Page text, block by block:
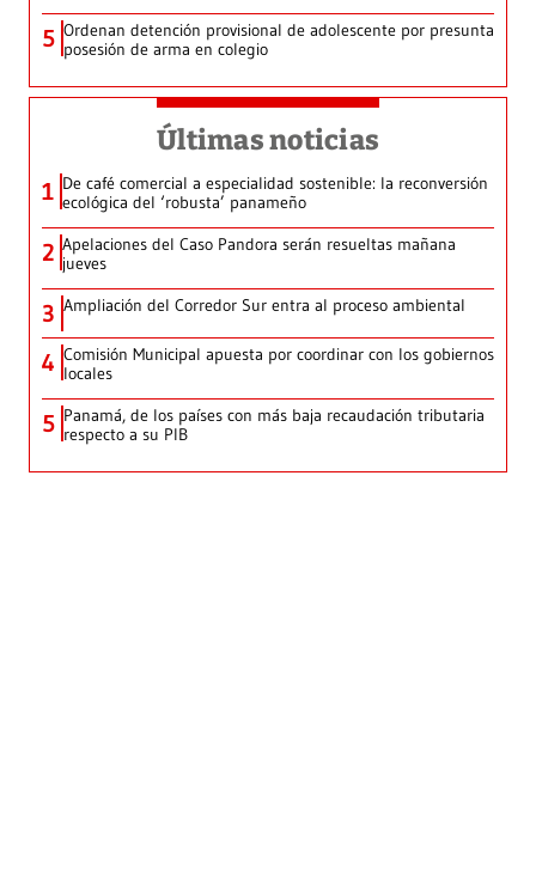
5 Ordenan detención provisional de adolescente por presunta
posesión de arma en colegio
Últimas noticias
1 De café comercial a especialidad sostenible: la reconversión
ecológica del ‘robusta’ panameño
2 Apelaciones del Caso Pandora serán resueltas mañana
jueves
3 Ampliación del Corredor Sur entra al proceso ambiental
4 Comisión Municipal apuesta por coordinar con los gobiernos
locales
5 Panamá, de los países con más baja recaudación tributaria
respecto a su PIB